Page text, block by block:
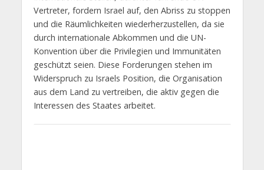
Vertreter, fordern Israel auf, den Abriss zu stoppen
und die Räumlichkeiten wiederherzustellen, da sie
durch internationale Abkommen und die UN-
Konvention über die Privilegien und Immunitäten
geschützt seien. Diese Forderungen stehen im
Widerspruch zu Israels Position, die Organisation
aus dem Land zu vertreiben, die aktiv gegen die
Interessen des Staates arbeitet.